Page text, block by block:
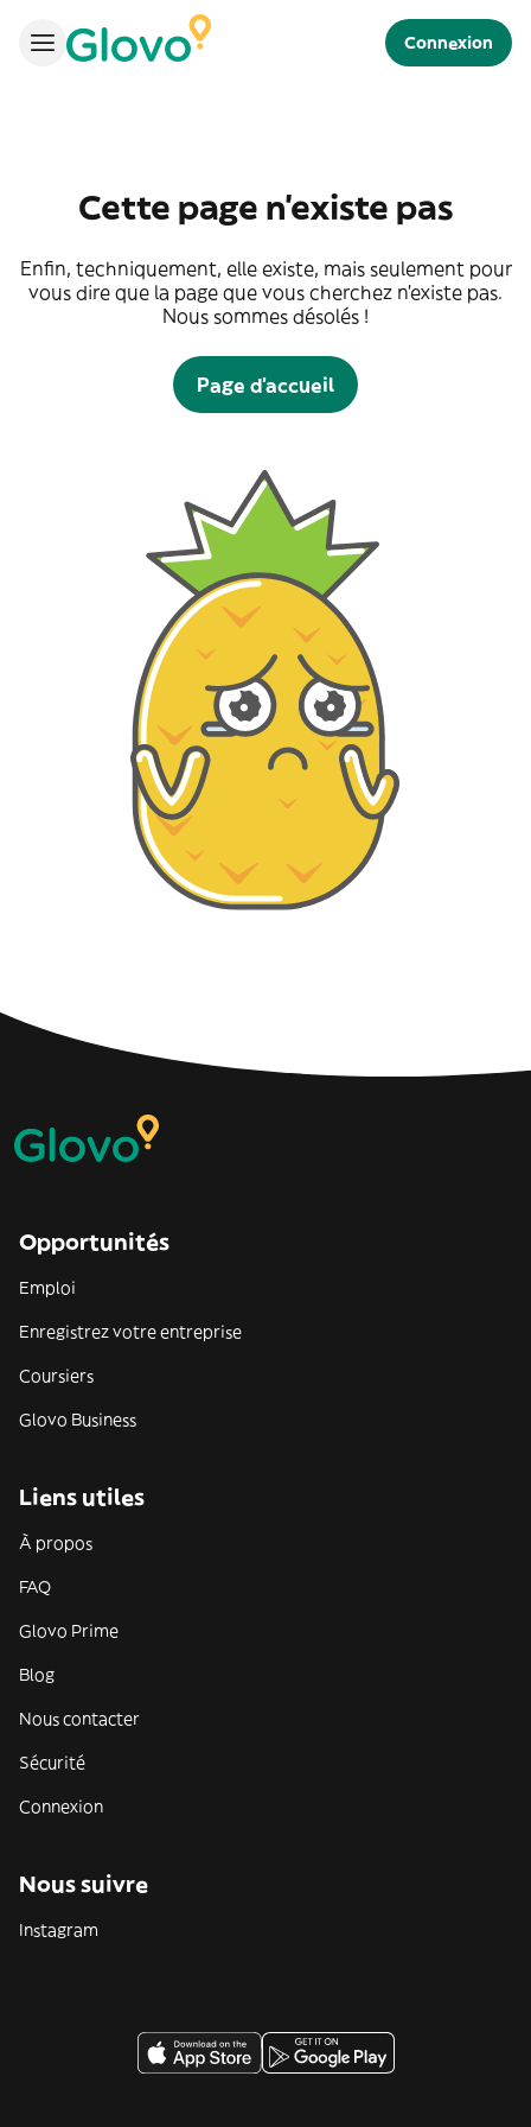
Connexion
Cette page n'existe pas
Enfin, techniquement, elle existe, mais seulement pour
vous dire que la page que vous cherchez n'existe pas.
Nous sommes désolés !
Page d'accueil
Opportunités
Emploi
Enregistrez votre entreprise
Coursiers
Glovo Business
Liens utiles
À propos
FAQ
Glovo Prime
Blog
Nous contacter
Sécurité
Connexion
Nous suivre
Instagram